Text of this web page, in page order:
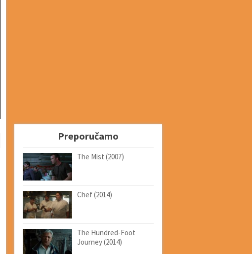
Preporučamo
The Mist (2007)
Chef (2014)
The Hundred-Foot
Journey (2014)